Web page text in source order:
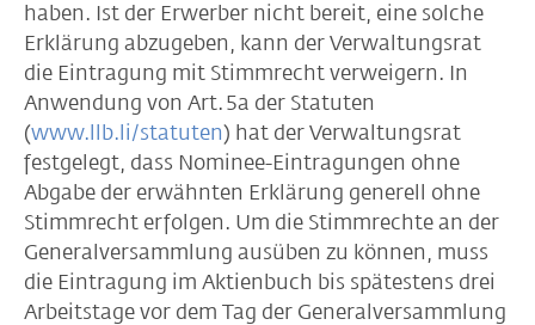
haben. Ist der Erwerber nicht bereit, eine solche
Erklärung abzugeben, kann der Verwaltungsrat
die Eintragung mit Stimmrecht verweigern. In
Anwendung von Art. 5a der Statuten
(www.llb.li/statuten) hat der Verwaltungsrat
festgelegt, dass Nominee-Eintragungen ohne
Abgabe der erwähnten Erklärung generell ohne
Stimmrecht erfolgen. Um die Stimmrechte an der
Generalversammlung ausüben zu können, muss
die Eintragung im Aktienbuch bis spätestens drei
Arbeitstage vor dem Tag der Generalversammlung